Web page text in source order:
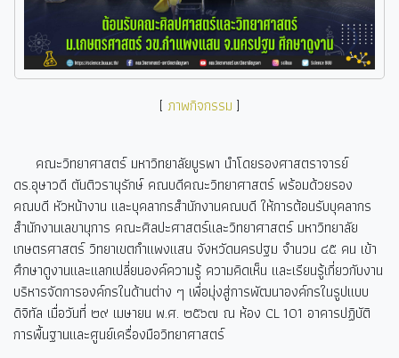
[ ภาพกิจกรรม ]
คณะวิทยาศาสตร์ มหาวิทยาลัยบูรพา นำโดยรองศาสตราจารย์
ดร.อุษาวดี ตันติวรานุรักษ์ คณบดีคณะวิทยาศาสตร์ พร้อมด้วยรอง
คณบดี หัวหน้างาน และบุคลากรสำนักงานคณบดี ให้การต้อนรับบุคลากร
สำนักงานเลขานุการ คณะศิลปะศาสตร์และวิทยาศาสตร์ มหาวิทยาลัย
เกษตรศาสตร์ วิทยาเขตกำแพงแสน จังหวัดนครปฐม จำนวน ๔๕ คน เข้า
ศึกษาดูงานและแลกเปลี่ยนองค์ความรู้ ความคิดเห็น และเรียนรู้เกี่ยวกับงาน
บริหารจัดการองค์กรในด้านต่าง ๆ เพื่อมุ่งสู่การพัฒนาองค์กรในรูปแบบ
ดิจิทัล เมื่อวันที่ ๒๙ เมษายน พ.ศ. ๒๕๖๗ ณ ห้อง CL101 อาคารปฏิบัติ
การพื้นฐานและศูนย์เครื่องมือวิทยาศาสตร์